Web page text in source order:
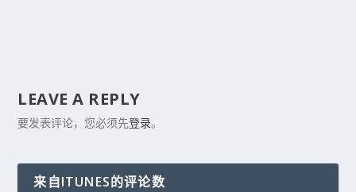
LEAVE A REPLY
要发表评论，您必须先登录。
来自ITUNES的评论数